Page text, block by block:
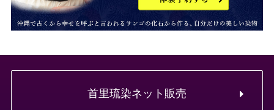
首里琉染ネット販売